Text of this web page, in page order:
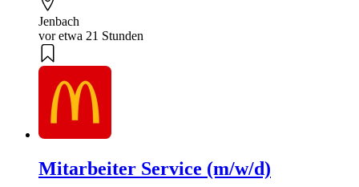
Jenbach
vor etwa 21 Stunden
Mitarbeiter Service (m/w/d)